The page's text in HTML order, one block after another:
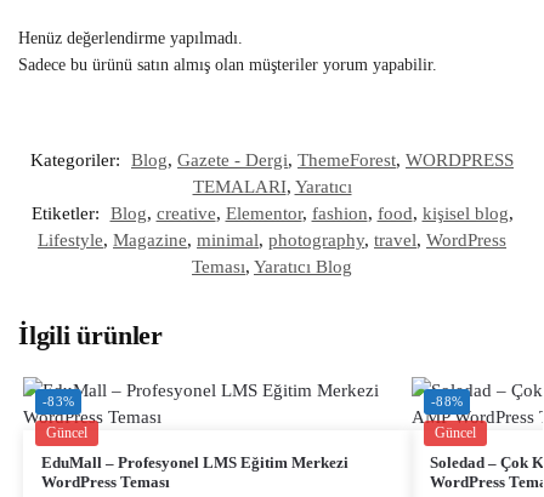
Henüz değerlendirme yapılmadı.
Sadece bu ürünü satın almış olan müşteriler yorum yapabilir.
Kategoriler: Blog, Gazete - Dergi, ThemeForest, WORDPRESS
TEMALARI, Yaratıcı
Etiketler:
Blog, creative, Elementor, fashion, food, kişisel blog,
Lifestyle, Magazine, minimal, photography, travel, WordPress
Teması, Yaratıcı Blog
İlgili ürünler
-83%
Güncel
EduMall – Profesyonel LMS Eğitim Merkezi
WordPress Teması
-88%
Güncel
Soledad – Çok
WordPress